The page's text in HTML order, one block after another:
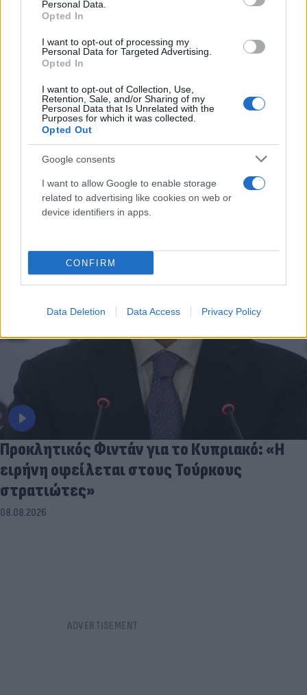
Personal Data.
Opted In
I want to opt-out of processing my
Personal Data for Targeted Advertising.
Opted In
I want to opt-out of Collection, Use,
Retention, Sale, and/or Sharing of my
Personal Data that Is Unrelated with the
Purposes for which it was collected.
Opted Out
Google consents
I want to allow Google to enable storage
related to advertising like cookies on web or
device identifiers in apps.
CONFIRM
Data Deletion Data Access Privacy Policy
FLASH FOCUS
Προκλητικός Φιντάν για το Κυπριακό: «Η
ειρήνη οφείλεται στους Τούρκους
στρατιώτες»
08.08.2026